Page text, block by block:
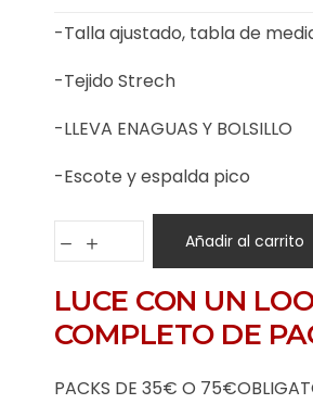
-Talla ajustado, tabla de
-Tejido Strech
-LLEVA ENAGUAS Y BOLSILLO
-Escote y espalda pico
Añadir al carrito
LUCE CON UN
COMPLETO DE
PACKS DE 35€ O